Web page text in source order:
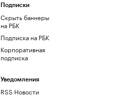
Подписки
Скрыть баннеры
на РБК
Подписка на РБК
Корпоративная
подписка
Уведомления
RSS Новости